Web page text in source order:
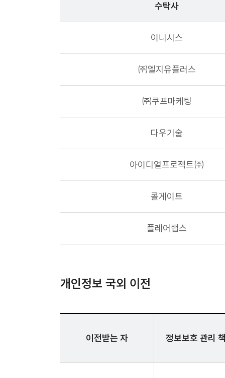
수탁사
이니시스
㈜엘지유플러스
㈜쿠프마케팅
다우기술
아이디얼프로젝트㈜
콜게이트
플레어랩스
개인정보 국외 이전
이전받는 자 정보보호 관리